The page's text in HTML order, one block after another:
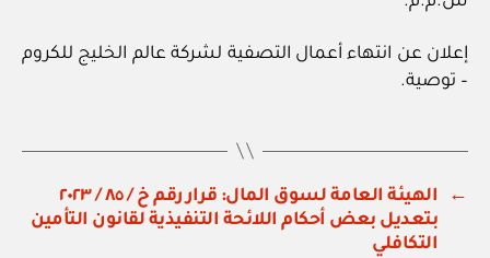
إعلان عن انتهاء أعمال التصفية لشركة عالم الخليج للكروم
– توصية.
←
الهيئة العامة لسوق المال: قرار رقم خ / ٨٥ / ٢٠٢٣
بتعديل بعض أحكام اللائحة التنفيذية لقانون التأمين
التكافلي